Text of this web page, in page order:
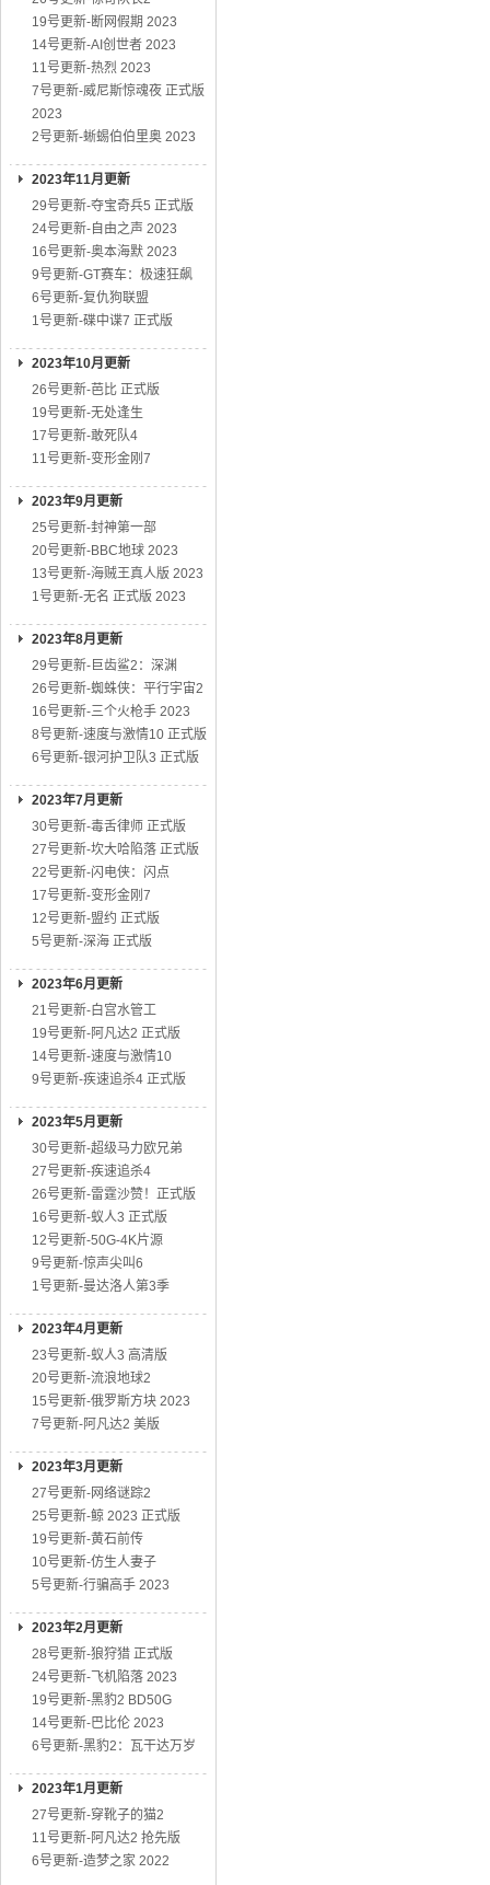
19号更新-断网假期 2023
14号更新-AI创世者 2023
11号更新-热烈 2023
7号更新-威尼斯惊魂夜 正式版
2023
2号更新-蜥蜴伯伯里奥 2023
2023年11月更新
29号更新-夺宝奇兵5 正式版
24号更新-自由之声 2023
16号更新-奥本海默 2023
9号更新-GT赛车：极速狂飙
6号更新-复仇狗联盟
1号更新-碟中谍7 正式版
2023年10月更新
26号更新-芭比 正式版
19号更新-无处逢生
17号更新-敢死队4
11号更新-变形金刚7
2023年9月更新
25号更新-封神第一部
20号更新-BBC地球 2023
13号更新-海贼王真人版 2023
1号更新-无名 正式版 2023
2023年8月更新
29号更新-巨齿鲨2：深渊
26号更新-蜘蛛侠：平行宇宙2
16号更新-三个火枪手 2023
8号更新-速度与激情10 正式版
6号更新-银河护卫队3 正式版
2023年7月更新
30号更新-毒舌律师 正式版
27号更新-坎大哈陷落 正式版
22号更新-闪电侠：闪点
17号更新-变形金刚7
12号更新-盟约 正式版
5号更新-深海 正式版
2023年6月更新
21号更新-白宫水管工
19号更新-阿凡达2 正式版
14号更新-速度与激情10
9号更新-疾速追杀4 正式版
2023年5月更新
30号更新-超级马力欧兄弟
27号更新-疾速追杀4
26号更新-雷霆沙赞！正式版
16号更新-蚁人3 正式版
12号更新-50G-4K片源
9号更新-惊声尖叫6
1号更新-曼达洛人第3季
2023年4月更新
23号更新-蚁人3 高清版
20号更新-流浪地球2
15号更新-俄罗斯方块 2023
7号更新-阿凡达2 美版
2023年3月更新
27号更新-网络谜踪2
25号更新-鲸 2023 正式版
19号更新-黄石前传
10号更新-仿生人妻子
5号更新-行骗高手 2023
2023年2月更新
28号更新-狼狩猎 正式版
24号更新-飞机陷落 2023
19号更新-黑豹2 BD50G
14号更新-巴比伦 2023
6号更新-黑豹2：瓦干达万岁
2023年1月更新
27号更新-穿靴子的猫2
11号更新-阿凡达2 抢先版
6号更新-造梦之家 2022